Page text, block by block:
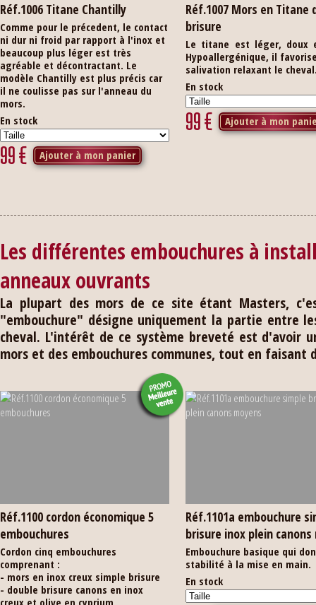
Réf.1006 Titane Chantilly
Comme pour le précedent, le contact
ni dur ni froid par rapport à l'inox et
beaucoup plus léger est très
agréable et décontractant. Le
modèle Chantilly est plus précis car
il ne coulisse pas sur l'anneau du
mors.
En stock
99€ Ajouter à mon panier
Réf.1007 Mors en Titane
brisure
Le titane est léger, doux
Hypoallergénique, il
salivation relaxant le
En stock
99€ Ajouter à mon
Les différentes embouchures à
anneaux ouvrants
La plupart des mors de ce site étant Masters,
"embouchure" désigne uniquement la partie entre
cheval. L'intérêt de ce système breveté est d'avoir
mors et des embouchures communes, tout en faisant
Réf.1100 cordon économique 5
embouchures
Cordon cinq embouchures
comprenant :
- mors en inox creux simple brisure
- double brisure canons en inox
creux et olive en cyprium
Réf.1101a embouchure
brisure inox plein canons
Embouchure basique qui
stabilité à la mise en main.
En stock